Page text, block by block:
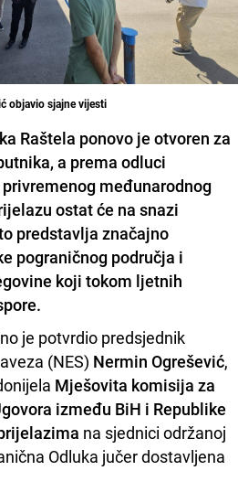
objavio sjajne vijesti
Raštela ponovo je otvoren za
a prema odluci
međunarodnog
ostat će na snazi
predstavlja značajno
pograničnog područja i
koji tokom ljetnih
je potvrdio predsjednik
(NES) Nermin Ogrešević,
Mješovita komisija za
između BiH i Republike
na sjednici održanoj
Odluka jučer dostavljena